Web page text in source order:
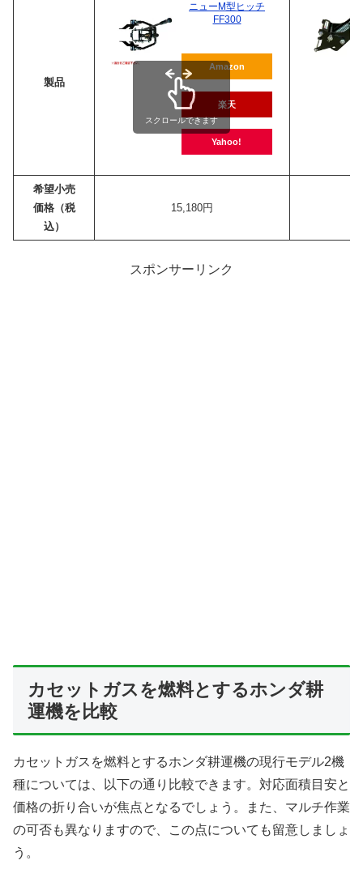
製品
ニューM型ヒッチ
FF300
Amazon
楽天
Yahoo!
希望小売
価格（税
込）
15,180円
スクロールできます
スポンサーリンク
カセットガスを燃料とするホンダ耕
運機を比較
カセットガスを燃料とするホンダ耕運機の現行モデル2機
種については、以下の通り比較できます。対応面積目安と
価格の折り合いが焦点となるでしょう。また、マルチ作業
の可否も異なりますので、この点についても留意しましょ
う。